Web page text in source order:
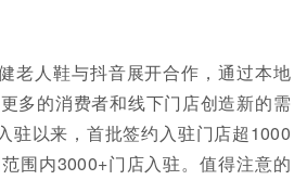
人鞋与抖音展开合作，通过本地
多的消费者和线下门店创造新的需
驻以来，首批签约入驻门店超1000
围内3000+门店入驻。值得注意的